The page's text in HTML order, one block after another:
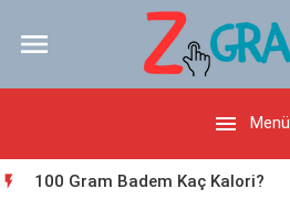

 Menü
 100 Gram Badem Kaç Kalori?